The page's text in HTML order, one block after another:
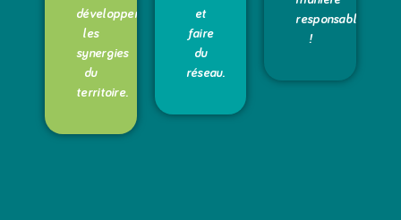
développer
les
synergies
du
territoire.
et
faire
du
réseau.
responsable
!